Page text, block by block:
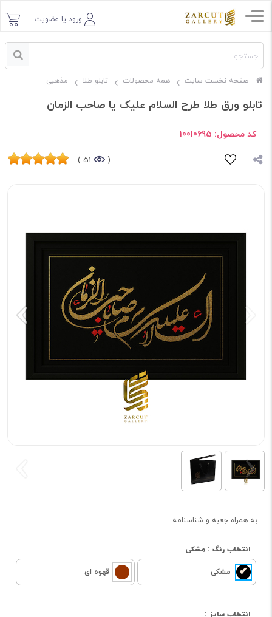
ورود یا عضویت
صفحه نخست سایت همه محصولات تابلو طلا مذهبی
تابلو ورق طلا طرح السلام علیک یا صاحب الزمان
کد محصول: 10010695
(
51 )
به همراه جعبه و شناسنامه
انتخاب رنگ : مشکی
مشکی قهوه ای
انتخاب سایز :